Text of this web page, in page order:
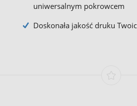
uniwersalnym pokrowcem
Doskonała jakość druku